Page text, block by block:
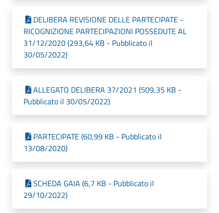
DELIBERA REVISIONE DELLE PARTECIPATE -
RICOGNIZIONE PARTECIPAZIONI POSSEDUTE AL
31/12/2020 (293,64 KB - Pubblicato il
30/05/2022)
ALLEGATO DELIBERA 37/2021 (509,35 KB -
Pubblicato il 30/05/2022)
PARTECIPATE (60,99 KB - Pubblicato il
13/08/2020)
SCHEDA GAIA (6,7 KB - Pubblicato il
29/10/2022)